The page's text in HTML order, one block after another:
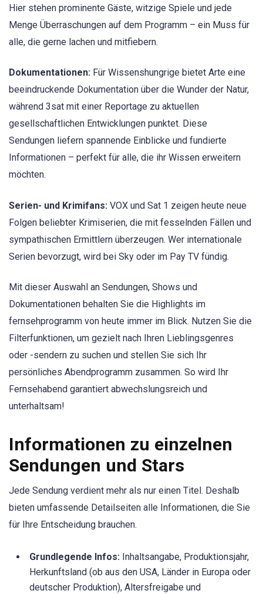
Hier stehen prominente Gäste, witzige Spiele und jede
Menge Überraschungen auf dem Programm – ein Muss für
alle, die gerne lachen und mitfiebern.
Dokumentationen: Für Wissenshungrige bietet Arte eine
beeindruckende Dokumentation über die Wunder der Natur,
während 3sat mit einer Reportage zu aktuellen
gesellschaftlichen Entwicklungen punktet. Diese
Sendungen liefern spannende Einblicke und fundierte
Informationen – perfekt für alle, die ihr Wissen erweitern
möchten.
Serien- und Krimifans: VOX und Sat 1 zeigen heute neue
Folgen beliebter Krimiserien, die mit fesselnden Fällen und
sympathischen Ermittlern überzeugen. Wer internationale
Serien bevorzugt, wird bei Sky oder im Pay TV fündig.
Mit dieser Auswahl an Sendungen, Shows und
Dokumentationen behalten Sie die Highlights im
fernsehprogramm von heute immer im Blick. Nutzen Sie die
Filterfunktionen, um gezielt nach Ihren Lieblingsgenres
oder -sendern zu suchen und stellen Sie sich Ihr
persönliches Abendprogramm zusammen. So wird Ihr
Fernsehabend garantiert abwechslungsreich und
unterhaltsam!
Informationen zu einzelnen
Sendungen und Stars
Jede Sendung verdient mehr als nur einen Titel. Deshalb
bieten umfassende Detailseiten alle Informationen, die Sie
für Ihre Entscheidung brauchen.
Grundlegende Infos: Inhaltsangabe, Produktionsjahr,
Herkunftsland (ob aus den USA, Länder in Europa oder
deutscher Produktion), Altersfreigabe und